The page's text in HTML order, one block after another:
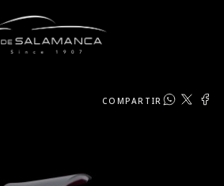
COMPARTIR